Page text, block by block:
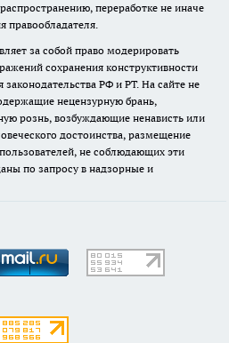
переработке не иначе
правообладателя.
за собой право модерировать
сохранения конструктивности
РФ и РТ. На сайте не
нецензурную брань,
рознь, возбуждающие ненависть или
достоинства, размещение
не соблюдающих эти
по запросу в надзорные и